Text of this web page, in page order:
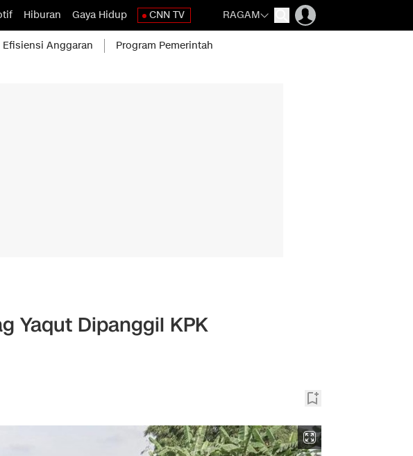
Hiburan Gaya Hidup CNN TV RAGAM
Efisiensi Anggaran Program Pemerintah
Yaqut Dipanggil KPK